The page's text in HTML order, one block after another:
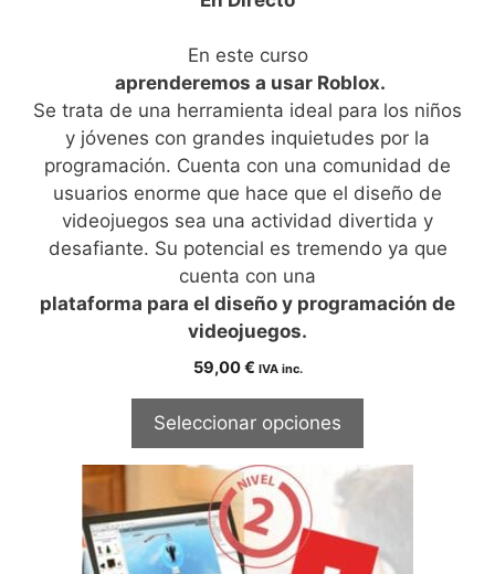
En este curso
aprenderemos a usar Roblox.
Se trata de una herramienta ideal para los niños
y jóvenes con grandes inquietudes por la
programación. Cuenta con una comunidad de
usuarios enorme que hace que el diseño de
videojuegos sea una actividad divertida y
desafiante. Su potencial es tremendo ya que
cuenta con una
plataforma para el diseño y programación de
videojuegos.
59,00€ IVA inc.
Seleccionar opciones